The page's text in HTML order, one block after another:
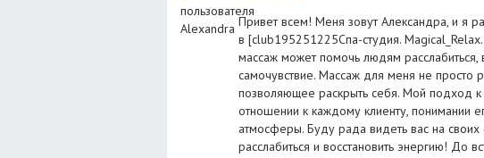
Привет всем! Меня зовут Александра, и я
в [club195251225Спа-студия.
массаж может помочь людям расслабиться,
самочувствие. Массаж для меня не просто
позволяющее раскрыть себя. Мой подход к
отношении к каждому клиенту, понимании
атмосферы. Буду рада видеть вас на своих
расслабиться и восстановить энергию! До